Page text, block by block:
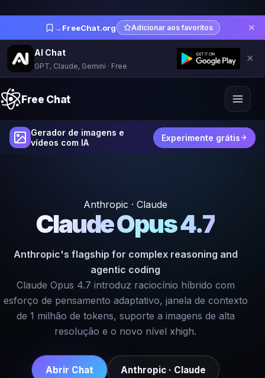
→ FreeChat.org Adicionar aos favoritos ✕
AI Chat
GPT, Claude, Gemini · Free
✕
Free Chat
Gerador de imagens e
vídeos com IA
Experimente grátis
Anthropic · Claude
Claude Opus 4.7
Anthropic's flagship for complex reasoning and
agentic coding
Claude Opus 4.7 introduz raciocínio híbrido com
esforço de pensamento adaptativo, janela de contexto
de 1 milhão de tokens, suporte a imagens de alta
resolução e o novo nível xhigh.
Abrir Chat Anthropic · Claude